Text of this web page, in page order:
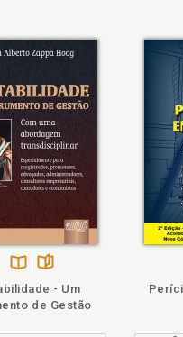
p. 105
p. 70
Disponível
na
páginas
- Um
de Gestão